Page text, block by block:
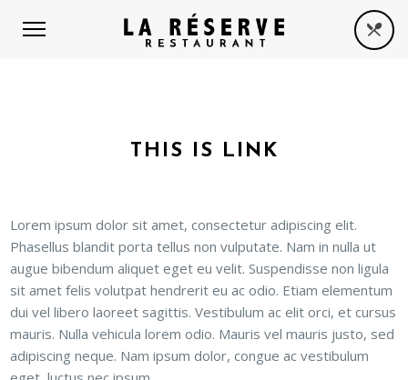
THIS IS LINK
Lorem ipsum dolor sit amet, consectetur adipiscing elit.
Phasellus blandit porta tellus non vulputate. Nam in nulla ut
augue bibendum aliquet eget eu velit. Suspendisse non ligula
sit amet felis volutpat hendrerit eu ac odio. Etiam elementum
dui vel libero laoreet sagittis. Vestibulum ac elit orci, et cursus
mauris. Nulla vehicula lorem odio. Mauris vel mauris justo, sed
adipiscing neque. Nam ipsum dolor, congue ac vestibulum